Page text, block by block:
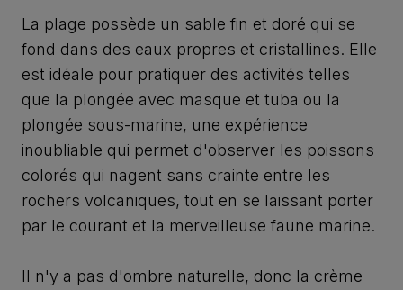
La plage possède un sable fin et doré qui se
fond dans des eaux propres et cristallines. Elle
est idéale pour pratiquer des activités telles
que la plongée avec masque et tuba ou la
plongée sous-marine, une expérience
inoubliable qui permet d'observer les poissons
colorés qui nagent sans crainte entre les
rochers volcaniques, tout en se laissant porter
par le courant et la merveilleuse faune marine.
Il n'y a pas d'ombre naturelle, donc la crème